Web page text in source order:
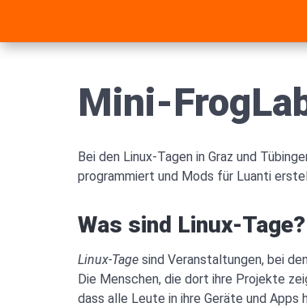
Mini-
Bei den Linux-Tagen in Graz und
programmiert und Mods für Luanti
Was sind Linux-Tage?
Linux-Tage sind Veranstaltungen, bei
Die Menschen, die dort ihre Projekte
dass alle Leute in ihre Geräte und Apps